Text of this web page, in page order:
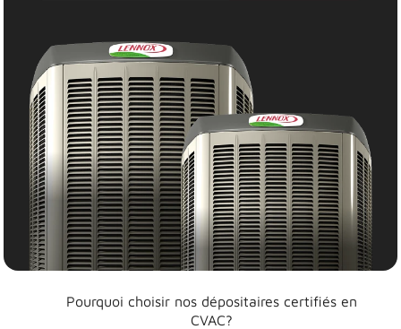
Pourquoi choisir nos dépositaires certifiés en
CVAC?